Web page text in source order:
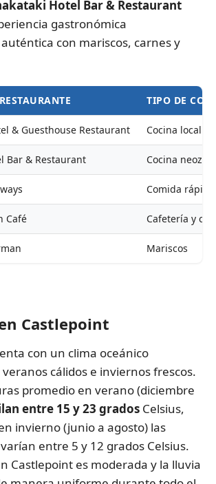
Hotel Bar & Restaurant
gastronómica
con mariscos, carnes y
TIPO DE
& Guesthouse Restaurant Cocina local
Bar & Restaurant Cocina
Comida
Café Cafetería y
Mariscos
Castlepoint
con un clima oceánico
cálidos e inviernos frescos.
promedio en verano (diciembre
entre 15 y 23 grados Celsius,
invierno (junio a agosto) las
entre 5 y 12 grados Celsius.
Castlepoint es moderada y la lluvia